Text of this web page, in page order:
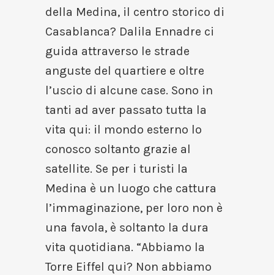
della Medina, il centro storico di
Casablanca? Dalila Ennadre ci
guida attraverso le strade
anguste del quartiere e oltre
l’uscio di alcune case. Sono in
tanti ad aver passato tutta la
vita qui: il mondo esterno lo
conosco soltanto grazie al
satellite. Se per i turisti la
Medina è un luogo che cattura
l’immaginazione, per loro non è
una favola, è soltanto la dura
vita quotidiana. “Abbiamo la
Torre Eiffel qui? Non abbiamo